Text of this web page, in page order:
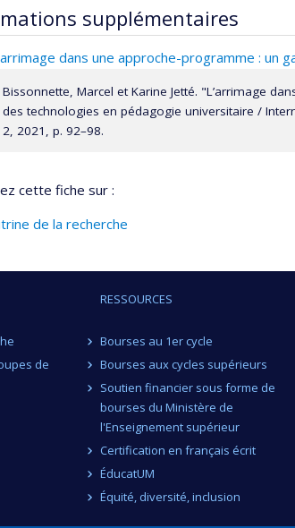
:
Marcel Bissonnette ,
Elizabeth Labelle
de financement :CRSH/Conseil de
de subvention :PV152160-Subvention
supplémentaires
dans une approche-programme : un
Bissonnette, Marcel et Karine Jetté. "L’arrimage
des technologies en pédagogie universitaire /
2, 2021, p. 92–98.
cette fiche sur :
de la recherche
de
RESSOURCES
Bourses au 1er cycle
Bourses aux cycles supérieurs
Soutien financier sous forme de
bourses du Ministère de
l'Enseignement supérieur
Certification en français écrit
ÉducatUM
Équité, diversité, inclusion